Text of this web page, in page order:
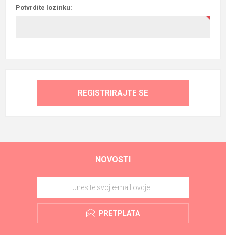
Potvrdite lozinku:
REGISTRIRAJTE SE
NOVOSTI
PRETPLATA